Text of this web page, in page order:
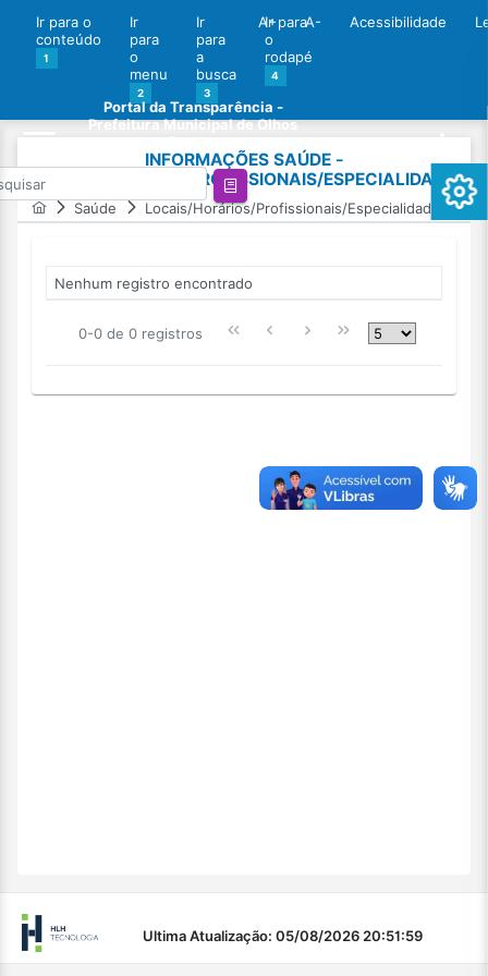
Ir para o
conteúdo
1
Ir
para
o
menu
2
Ir
para
a
busca
3
Ir para
o
rodapé
4
A+ A- Acessibilidade
Portal da Transparência -
Prefeitura Municipal de Olhos
INFORMAÇÕES SAÚDE -
LOCAIS/HORÁRIOS/PROFISSIONAIS/ESPECIALIDADES
Saúde Locais/Horários/Profissionais/Especialidades
Nenhum registro encontrado
0-0 de 0 registros
Ultima Atualização: 05/08/2026 20:51:59